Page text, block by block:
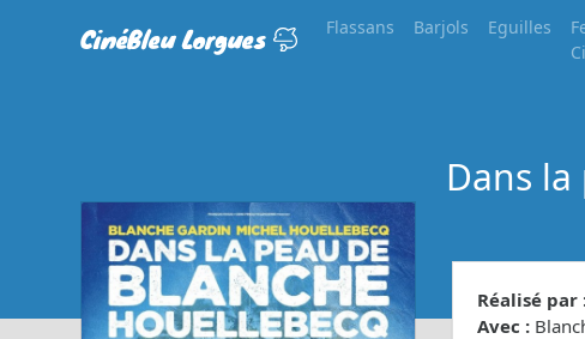
CinéBleu Lorgues Flassans Barjols Eguilles
Dans
Réalisé par
Avec :